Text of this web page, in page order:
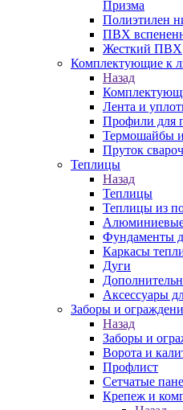
Призма
Полиэтилен
ПВХ
Жесткий ПВХ
Комплектующие к
Назад
Лента и
Профили для
Термошайбы
Пруток
Теплицы
Назад
Теплицы
Теплицы из
Фундаменты
Каркасы
Дуги
Аксессуары
Заборы и
Назад
Заборы и
Ворота и
Профлист
Сетчатые
Крепеж и